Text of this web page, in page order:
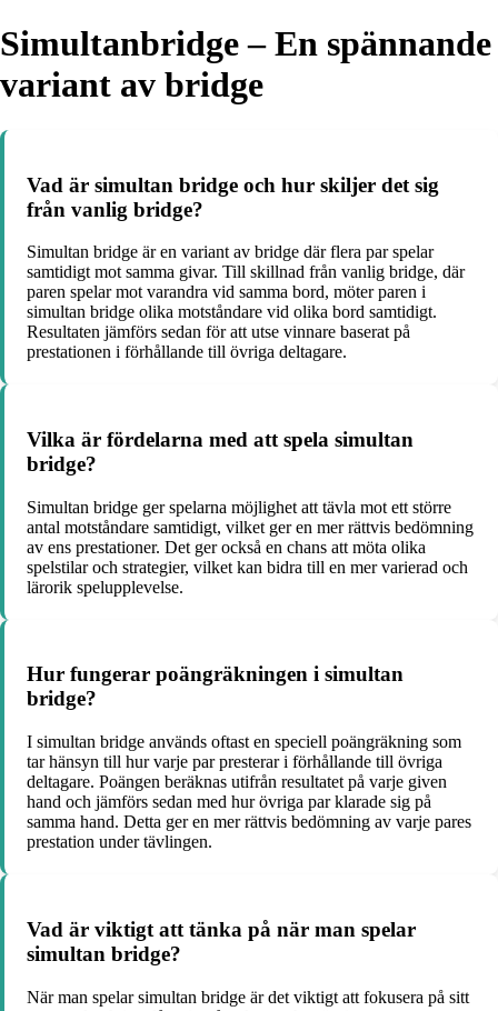
Simultanbridge – En spännande
variant av bridge
Vad är simultan bridge och hur skiljer det sig
från vanlig bridge?
Simultan bridge är en variant av bridge där flera par spelar
samtidigt mot samma givar. Till skillnad från vanlig bridge, där
paren spelar mot varandra vid samma bord, möter paren i
simultan bridge olika motståndare vid olika bord samtidigt.
Resultaten jämförs sedan för att utse vinnare baserat på
prestationen i förhållande till övriga deltagare.
Vilka är fördelarna med att spela simultan
bridge?
Simultan bridge ger spelarna möjlighet att tävla mot ett större
antal motståndare samtidigt, vilket ger en mer rättvis bedömning
av ens prestationer. Det ger också en chans att möta olika
spelstilar och strategier, vilket kan bidra till en mer varierad och
lärorik spelupplevelse.
Hur fungerar poängräkningen i simultan
bridge?
I simultan bridge används oftast en speciell poängräkning som
tar hänsyn till hur varje par presterar i förhållande till övriga
deltagare. Poängen beräknas utifrån resultatet på varje given
hand och jämförs sedan med hur övriga par klarade sig på
samma hand. Detta ger en mer rättvis bedömning av varje pares
prestation under tävlingen.
Vad är viktigt att tänka på när man spelar
simultan bridge?
När man spelar simultan bridge är det viktigt att fokusera på sitt